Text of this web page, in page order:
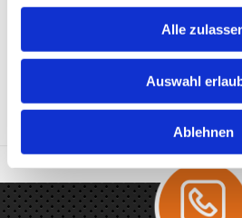
Alle
Auswahl
Ablehnen
Nagetierbekämpfung mit
Antworten auf häufig
UBA HÄUFIGE FRAGEN 2018